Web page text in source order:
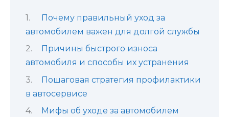
Почему правильный уход за
автомобилем важен для долгой службы
Причины быстрого износа
автомобиля и способы их устранения
Пошаговая стратегия профилактики
в автосервисе
Мифы об уходе за автомобилем